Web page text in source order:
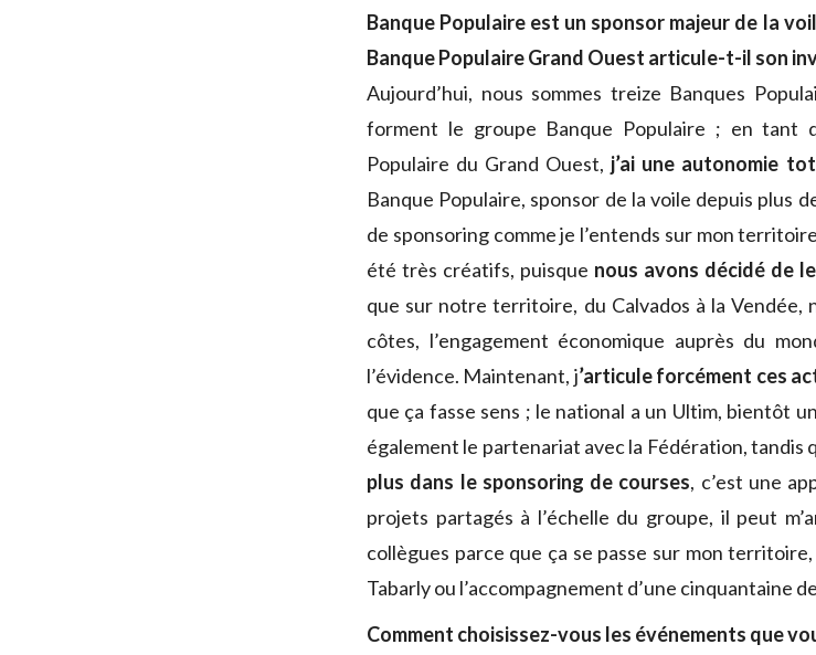
Banque Populaire est un sponsor majeur de la
Banque Populaire Grand Ouest articule-t-il son
Aujourd’hui, nous sommes treize Banques
forment le groupe Banque Populaire ; en tant
Populaire du Grand Ouest, j’ai une autonomie
Banque Populaire, sponsor de la voile depuis plus
de sponsoring comme je l’entends sur mon
été très créatifs, puisque nous avons décidé de
que sur notre territoire, du Calvados à la Vendée,
côtes, l’engagement économique auprès du
l’évidence. Maintenant, j’articule forcément ces
que ça fasse sens ; le national a un Ultim, bientôt
également le partenariat avec la Fédération, tandis
plus dans le sponsoring de courses, c’est une
projets partagés à l’échelle du groupe, il peut
collègues parce que ça se passe sur mon territoire,
Tabarly ou l’accompagnement d’une cinquantaine
Comment choisissez-vous les événements que